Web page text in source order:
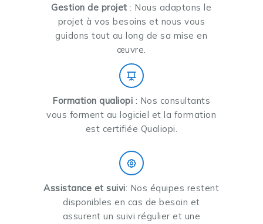
Gestion de projet : Nous adaptons le
projet à vos besoins et nous vous
guidons tout au long de sa mise en
œuvre.
Formation qualiopi : Nos consultants
vous forment au logiciel et la formation
est certifiée Qualiopi.
Assistance et suivi: Nos équipes restent
disponibles en cas de besoin et
assurent un suivi régulier et une